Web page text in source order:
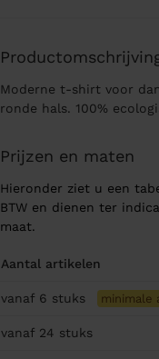
Moderne t-shirt voor
ronde hals. 100%
Prijzen en maten
Hieronder ziet u een
BTW en dienen ter
maat.
Aantal artikelen
vanaf 6 stuks minimale
vanaf 24 stuks